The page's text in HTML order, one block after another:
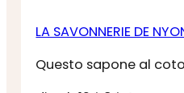
LA SAVONNERIE DE
Questo sapone al